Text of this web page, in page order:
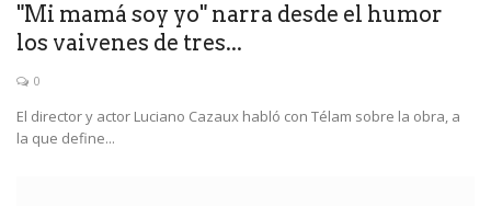
"Mi mamá soy yo" narra desde el humor
los vaivenes de tres...
0
El director y actor Luciano Cazaux habló con Télam sobre la obra, a
la que define...